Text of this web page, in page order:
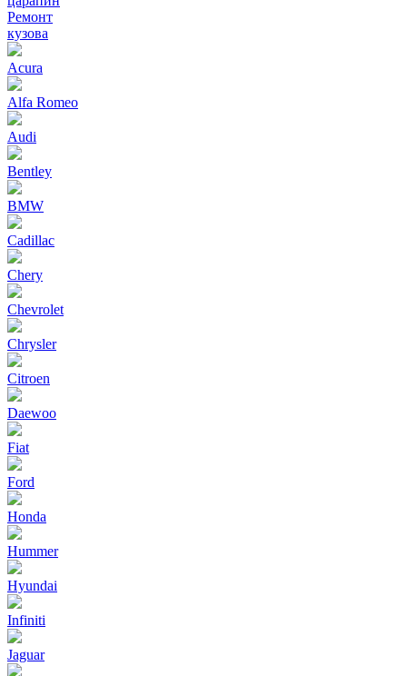
Ремонт
кузова
Acura
Alfa Romeo
Audi
Bentley
BMW
Cadillac
Chery
Chevrolet
Chrysler
Citroen
Daewoo
Fiat
Ford
Honda
Hummer
Hyundai
Infiniti
Jaguar